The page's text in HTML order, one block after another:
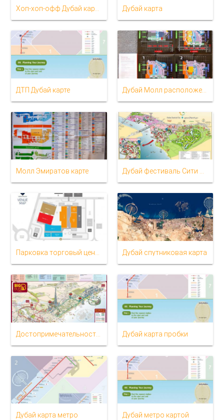
Хоп-хоп-офф Дубай карта Дубай карта
ДТП Дубай карте Дубай Молл расположение карте
Молл Эмиратов карте Дубай фестиваль Сити Молл карте
Дубай спутниковая карта
Дубай карта пробки
Дубай карта метро Дубай метро картой